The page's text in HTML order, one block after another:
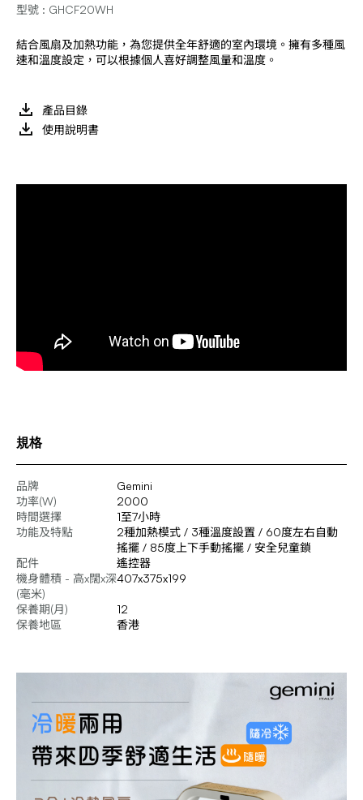
型號 : GHCF20WH
結合風扇及加熱功能，為您提供全年舒適的室內環境。擁有多種風
速和溫度設定，可以根據個人喜好調整風量和溫度。
產品目錄
使用說明書
規格
品牌
Gemini
功率(W)
2000
時間選擇
1至7小時
功能及特點
2種加熱模式 / 3種溫度設置 / 60度左右自動
搖擺 / 85度上下手動搖擺 / 安全兒童鎖
配件
遙控器
機身體積 - 高x闊x深
(毫米)
407x375x199
保養期(月)
12
保養地區
香港